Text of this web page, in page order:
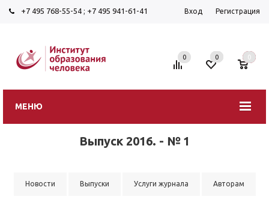
+7 495 768-55-54 ; +7 495 941-61-41 Вход Регистрация
МЕНЮ
0 0 0
Выпуск 2016. - № 1
Новости Выпуски Услуги журнала Авторам